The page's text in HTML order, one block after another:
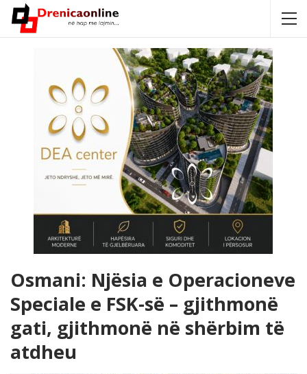
Osmani: Njësia e Operacioneve
Speciale e FSK-së – gjithmonë
gati, gjithmonë në shërbim të
atdheu